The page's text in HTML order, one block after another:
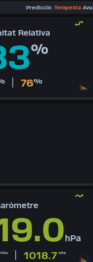
Relativa
%
76%
hPa
hPa 1018.7 hPa
Predicció:Tempesta